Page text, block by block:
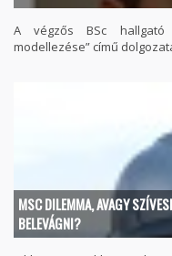
A végzős BSc hallgató
modellezése” című
MSC DILEMMA, AVAGY
BELEVÁGNI?